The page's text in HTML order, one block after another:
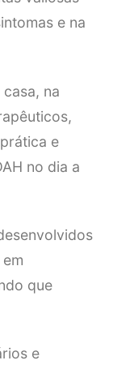
e na
na
e
no dia a
que
e